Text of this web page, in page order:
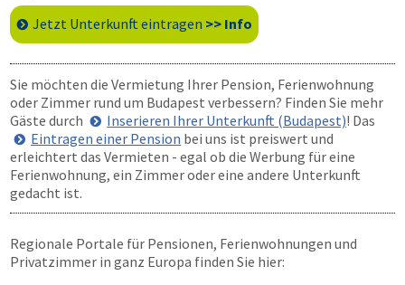
Jetzt Unterkunft eintragen >> Info
Sie möchten die Vermietung Ihrer Pension, Ferienwohnung
oder Zimmer rund um Budapest verbessern? Finden Sie mehr
Gäste durch
Inserieren Ihrer Unterkunft (Budapest)! Das
Eintragen einer Pension bei uns ist preiswert und
erleichtert das Vermieten - egal ob die Werbung für eine
Ferienwohnung, ein Zimmer oder eine andere Unterkunft
gedacht ist.
Regionale Portale für Pensionen, Ferienwohnungen und
Privatzimmer in ganz Europa finden Sie hier: